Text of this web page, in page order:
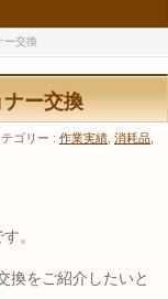
ー交換
ー交換
ゴリー : 作業実績 消耗品
。
換をご紹介したいと